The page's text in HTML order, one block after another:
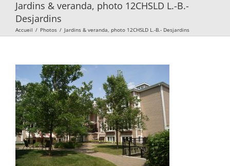
Jardins & veranda, photo 12CHSLD L.-B.-
Desjardins
Accueil / Photos / Jardins & veranda, photo 12CHSLD L.-B.- Desjardins